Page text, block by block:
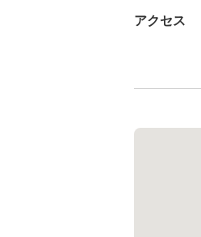
アクセス